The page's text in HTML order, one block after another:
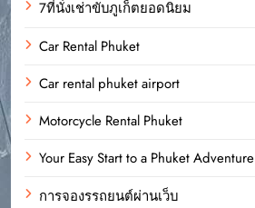
7ที่นั่งเช่าขับภูเก็ตยอดนิยม
Car Rental Phuket
Car rental phuket airport
Motorcycle Rental Phuket
Your Easy Start to a Phuket Adventure
การจองรรถยนต์ผ่านเว็บ